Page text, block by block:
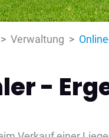
Verwaltung
-